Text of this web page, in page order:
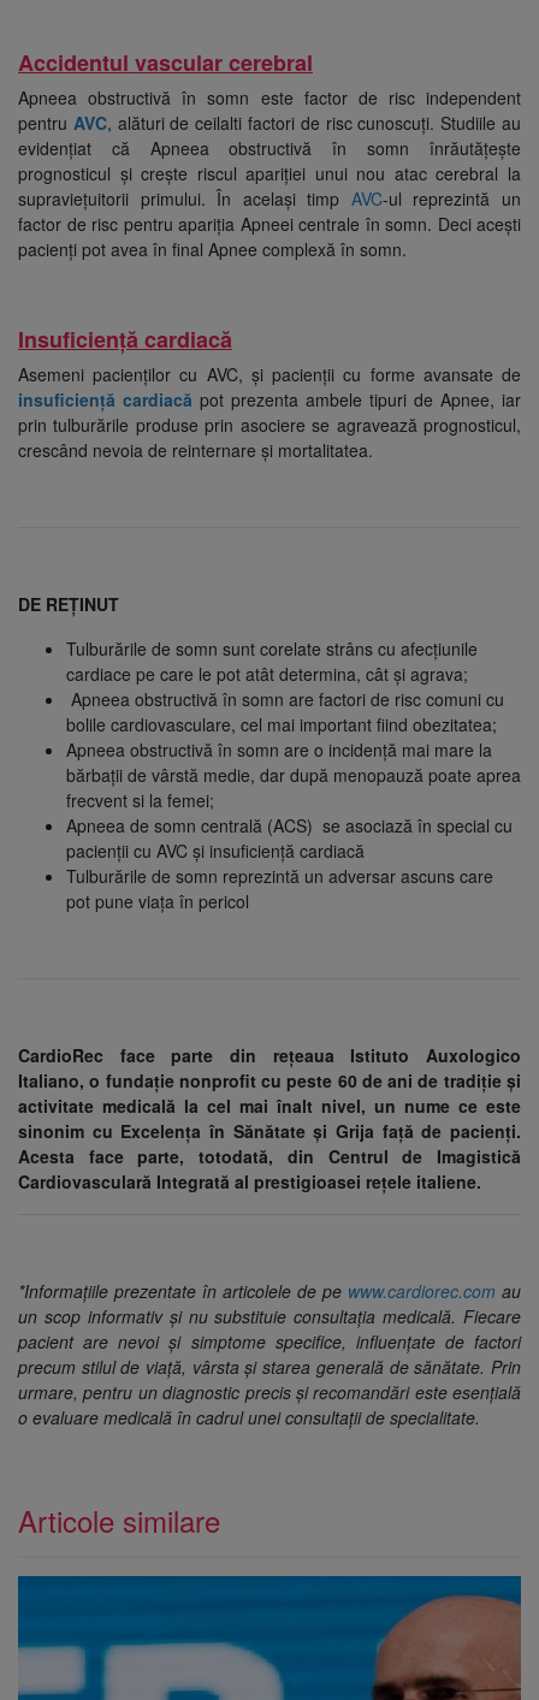
Accidentul vascular cerebral
Apneea obstructivă în somn este factor de risc independent
pentru AVC, alături de ceilalti factori de risc cunoscuți. Studiile au
evidențiat că Apneea obstructivă în somn înrăutățește
prognosticul și crește riscul apariției unui nou atac cerebral la
supraviețuitorii primului. În același timp AVC-ul reprezintă un
factor de risc pentru apariția Apneei centrale în somn. Deci acești
pacienți pot avea în final Apnee complexă în somn.
Insuficiență cardiacă
Asemeni pacienților cu AVC, și pacienții cu forme avansate de
insuficiență cardiacă pot prezenta ambele tipuri de Apnee, iar
prin tulburările produse prin asociere se agravează prognosticul,
crescând nevoia de reinternare și mortalitatea.
DE REȚINUT
Tulburările de somn sunt corelate strâns cu afecțiunile
cardiace pe care le pot atât determina, cât și agrava;
Apneea obstructivă în somn are factori de risc comuni cu
bolile cardiovasculare, cel mai important fiind obezitatea;
Apneea obstructivă în somn are o incidență mai mare la
bărbații de vârstă medie, dar după menopauză poate aprea
frecvent si la femei;
Apneea de somn centrală (ACS) se asociază în special cu
pacienții cu AVC și insuficiență cardiacă
Tulburările de somn reprezintă un adversar ascuns care
pot pune viața în pericol
CardioRec face parte din rețeaua Istituto Auxologico
Italiano, o fundație nonprofit cu peste 60 de ani de tradiție și
activitate medicală la cel mai înalt nivel, un nume ce este
sinonim cu Excelența în Sănătate și Grija față de pacienți.
Acesta face parte, totodată, din Centrul de Imagistică
Cardiovasculară Integrată al prestigioasei rețele italiene.
*Informațiile prezentate în articolele de pe www.cardiorec.com au
un scop informativ și nu substituie consultația medicală. Fiecare
pacient are nevoi și simptome specifice, influențate de factori
precum stilul de viață, vârsta și starea generală de sănătate. Prin
urmare, pentru un diagnostic precis și recomandări este esențială
o evaluare medicală în cadrul unei consultații de specialitate.
Articole similare